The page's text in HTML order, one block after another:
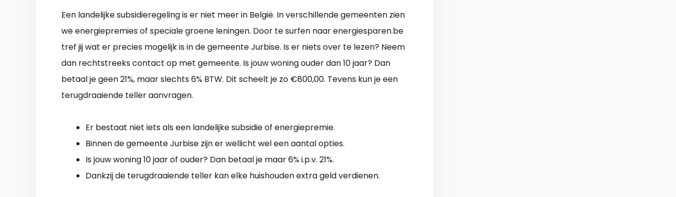
Een landelijke subsidieregeling is er niet meer in België. In verschillende gemeenten zien
we energiepremies of speciale groene leningen. Door te surfen naar energiesparen.be
tref jij wat er precies mogelijk is in de gemeente Jurbise. Is er niets over te lezen? Neem
dan rechtstreeks contact op met gemeente. Is jouw woning ouder dan 10 jaar? Dan
betaal je geen 21%, maar slechts 6% BTW. Dit scheelt je zo €800,00. Tevens kun je een
terugdraaiende teller aanvragen.
Er bestaat niet iets als een landelijke subsidie of energiepremie.
Binnen de gemeente Jurbise zijn er wellicht wel een aantal opties.
Is jouw woning 10 jaar of ouder? Dan betaal je maar 6% i.p.v. 21%.
Dankzij de terugdraaiende teller kan elke huishouden extra geld verdienen.